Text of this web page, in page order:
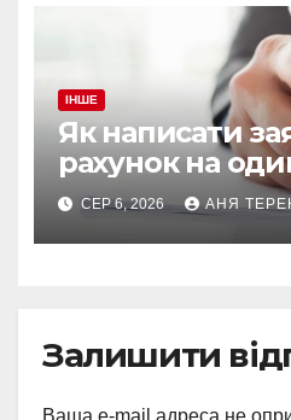
ІНШЕ
Як написати
рахунок на
СЕР 6, 2026 АНЯ
Залишити
Ваша e-mail адреса не